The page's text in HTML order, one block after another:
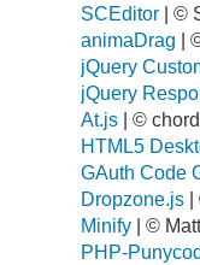
SCEditor | ©
animaDrag |
jQuery
jQuery
At.js | ©
HTML5
GAuth Code
Dropzone.js
Minify | ©
PHP-